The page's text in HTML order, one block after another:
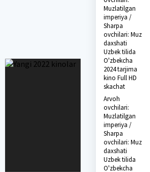
Arvoh
ovchilari:
Muzlatilgan
imperiya /
Sharpa
ovchilari: Muz
daxshati
Uzbek tilida
O'zbekcha